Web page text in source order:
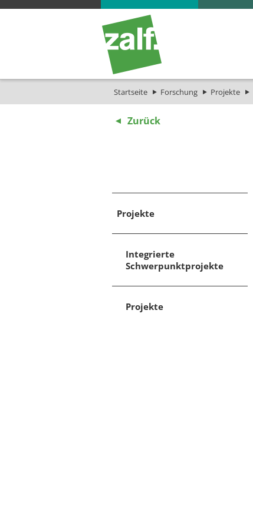
Startseite Forschung Projekte
Projekte
Integrierte
Schwerpunktprojekte
Projekte
Zurück